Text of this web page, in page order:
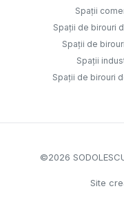
Spații
Spații de birouri
Spații de
Spații
Spații de birouri
©2026
Site